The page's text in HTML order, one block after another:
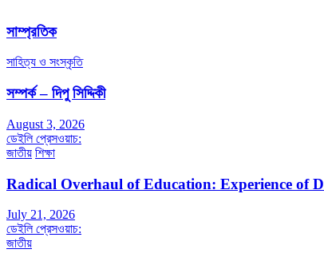
সাম্প্রতিক
সাহিত্য ও সংস্কৃতি
সম্পর্ক – দিপু সিদ্দিকী
August 3, 2026
ডেইলি প্রেসওয়াচ:
জাতীয় শিক্ষা
Radical Overhaul of Education: Experience of
July 21, 2026
ডেইলি প্রেসওয়াচ:
জাতীয়